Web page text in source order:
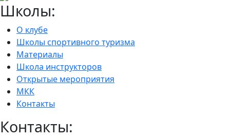
Школы:
О клубе
Школы спортивного туризма
Материалы
Школа инструкторов
Открытые мероприятия
МКК
Контакты
Контакты: